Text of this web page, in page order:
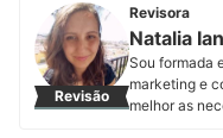
gerenciando
atua
publicidade e
podcasts,
Bradesco,
própria
Revisão
Revisora
Natalia
Sou formada
marketing e
melhor as